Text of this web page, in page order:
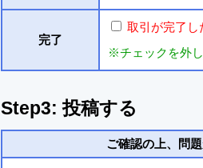
完了
取引が完了し
※チェックを外
Step3: 投稿する
ご確認の上、問